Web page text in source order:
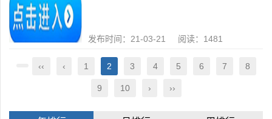
发布时间：21-03-21 阅读：1481
‹‹ ‹ 1 2 3 4 5 6 7 8
9 10 › ››